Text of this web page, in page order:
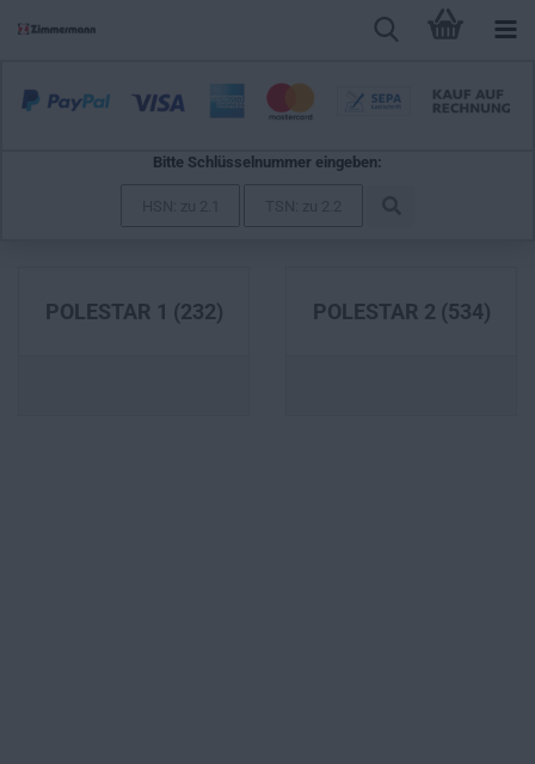
Bitte Schlüsselnummer eingeben:
POLESTAR 1 (232) POLESTAR 2 (534)